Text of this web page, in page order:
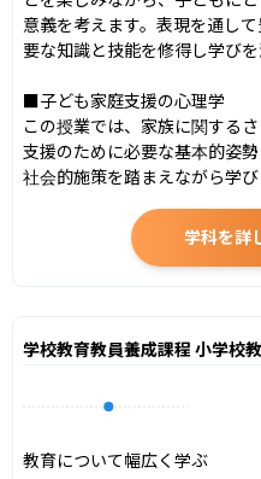
意義を考えます。表現を通し
要な知識と技能を修得し学びを
■子ども家庭支援の心理学
この授業では、家族に関する
支援のために必要な基本的姿
社会的施策を踏まえながら学び
学科を詳
学校教育教員養成課程 小学校
教育について幅広く学ぶ